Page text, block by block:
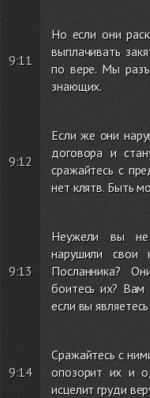
9:11
Но если они
выплачивать
по вере. Мы
знающих.
9:12
Если же они
договора и
сражайтесь с
нет клятв. Быть
9:13
Неужели вы не
нарушили свои
Посланника?
боитесь их? Вам
если вы
9:14
Сражайтесь с
опозорит их и
исцелит груди